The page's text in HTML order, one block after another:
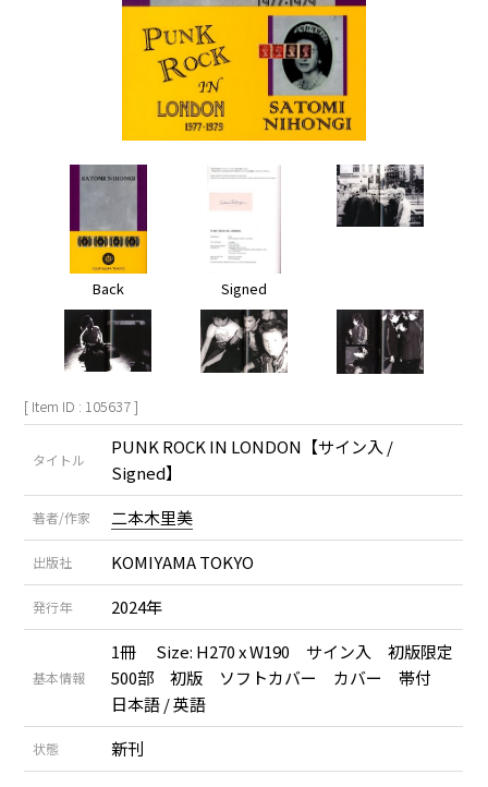
Back Signed
[ Item ID : 105637 ]
タイトル
PUNK ROCK IN LONDON【サイン入 /
Signed】
著者/作家 二本木里美
出版社 KOMIYAMA TOKYO
発行年 2024年
基本情報
1冊 Size: H270 x W190 サイン入 初版限定
500部 初版 ソフトカバー カバー 帯付
日本語 / 英語
状態 新刊